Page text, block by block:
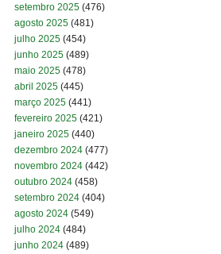
setembro 2025 (476)
agosto 2025 (481)
julho 2025 (454)
junho 2025 (489)
maio 2025 (478)
abril 2025 (445)
março 2025 (441)
fevereiro 2025 (421)
janeiro 2025 (440)
dezembro 2024 (477)
novembro 2024 (442)
outubro 2024 (458)
setembro 2024 (404)
agosto 2024 (549)
julho 2024 (484)
junho 2024 (489)